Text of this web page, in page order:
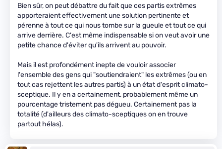
Bien sûr, on peut débattre du fait que ces partis extrêmes
apporteraient effectivement une solution pertinente et
pérenne à tout ce qui nous tombe sur la gueule et tout ce qui
arrive derrière. C'est même indispensable si on veut avoir une
petite chance d'éviter qu'ils arrivent au pouvoir.
Mais il est profondément inepte de vouloir associer
l'ensemble des gens qui "soutiendraient" les extrêmes (ou en
tout cas rejettent les autres partis) à un état d'esprit climato-
sceptique. Il y en a certainement, probablement même un
pourcentage tristement pas dégueu. Certainement pas la
totalité (d'ailleurs des climato-sceptiques on en trouve
partout hélas).